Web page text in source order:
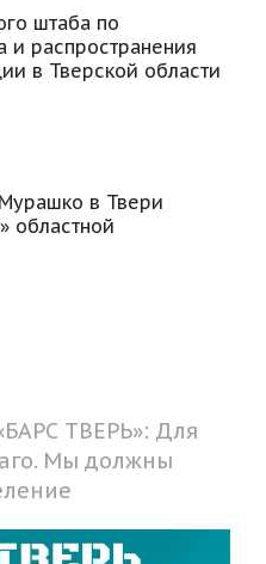
штаба по
распространения
в Тверской области
в Твери
областной
ТВЕРЬ»: Для
Мы должны